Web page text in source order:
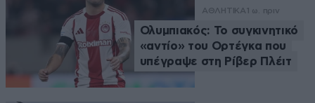
ΑΘΛΗΤΙΚΑ 1 ω. πριν
Ολυμπιακός: Το συγκινητικό
«αντίο» του Ορτέγκα που
υπέγραψε στη Ρίβερ Πλέιτ